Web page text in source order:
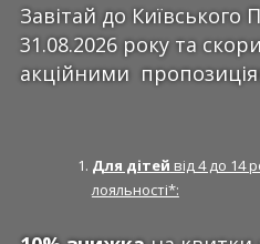
Завітай до Київського
31.08.2026 року та
акційними
Для дітей від 4 до 14
лояльності*: